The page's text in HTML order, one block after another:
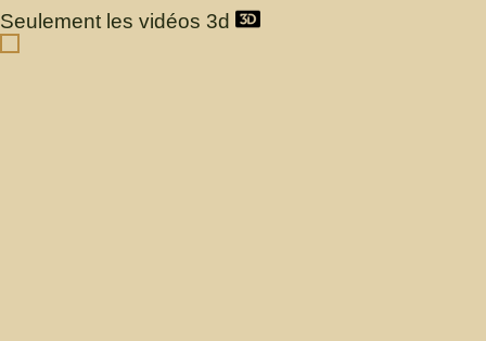
Seulement les vidéos 3d